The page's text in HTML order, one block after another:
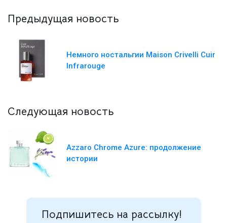
Предыдущая новость
Немного ностальгии Maison Crivelli Cuir
Infrarouge
Следующая новость
Azzaro Chrome Azure: продолжение
истории
Подпишитесь на рассылку!